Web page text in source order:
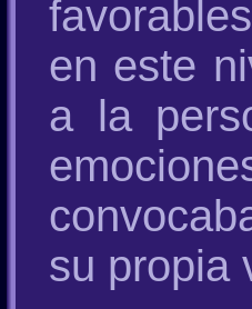
en este
a la
su propia